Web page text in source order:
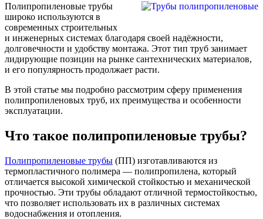
Полипропиленовые трубы
широко используются в
современных строительных
и инженерных системах благодаря своей надёжности,
долговечности и удобству монтажа. Этот тип труб занимает
лидирующие позиции на рынке сантехнических материалов,
и его популярность продолжает расти.
В этой статье мы подробно рассмотрим сферу применения
полипропиленовых труб, их преимущества и особенности
эксплуатации.
Что такое полипропиленовые трубы?
Полипропиленовые трубы (ПП) изготавливаются из
термопластичного полимера — полипропилена, который
отличается высокой химической стойкостью и механической
прочностью. Эти трубы обладают отличной термостойкостью,
что позволяет использовать их в различных системах
водоснабжения и отопления.